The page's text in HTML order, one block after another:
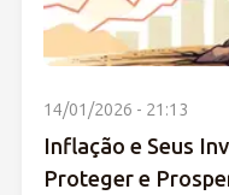
14/01/2026 - 21:13
Inflação e Seus
Proteger e